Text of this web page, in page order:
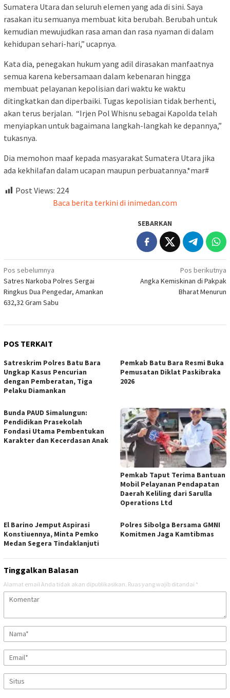
Sumatera Utara dan seluruh elemen yang ada di sini. Saya
rasakan itu semuanya membuat kita berubah. Berubah untuk
kemudian mewujudkan rasa aman dan rasa nyaman di dalam
kehidupan sehari-hari,” ucapnya.
Kata dia, penegakan hukum yang adil dirasakan manfaatnya
semua karena kebersamaan dalam kebenaran hingga
membuat pelayanan kepolisian dari waktu ke waktu
ditingkatkan dan diperbaiki. Tugas kepolisian tidak berhenti,
akan terus berjalan. “Irjen Pol Whisnu sebagai Kapolda telah
menyiapkan untuk bagaimana langkah-langkah ke depannya,”
tukasnya.
Dia memohon maaf kepada masyarakat Sumatera Utara jika
ada kekhilafan dalam ucapan maupun perbuatannya.*mar#
Post Views: 224
Baca berita terkini di inimedan.com
SEBARKAN
Navigasi
pos
Pos sebelumnya
Satres Narkoba Polres Sergai
Ringkus Dua Pengedar, Amankan
632,32 Gram Sabu
Pos berikutnya
Angka Kemiskinan di Pakpak
Bharat Menurun
POS TERKAIT
Satreskrim Polres Batu Bara
Ungkap Kasus Pencurian
dengan Pemberatan, Tiga
Pelaku Diamankan
Pemkab Batu Bara Resmi Buka
Pemusatan Diklat Paskibraka
2026
Bunda PAUD Simalungun:
Pendidikan Prasekolah
Fondasi Utama Pembentukan
Karakter dan Kecerdasan Anak
Pemkab Taput Terima Bantuan
Mobil Pelayanan Pendapatan
Daerah Keliling dari Sarulla
Operations Ltd
El Barino Jemput Aspirasi
Konstiuennya, Minta Pemko
Medan Segera Tindaklanjuti
Polres Sibolga Bersama GMNI
Komitmen Jaga Kamtibmas
Tinggalkan Balasan
Alamat email Anda tidak akan dipublikasikan. Ruas yang wajib ditandai *